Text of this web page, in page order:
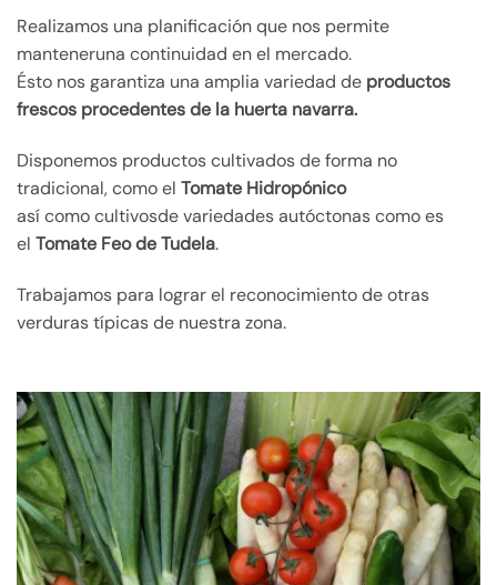
Realizamos una planificación que nos permite
manteneruna continuidad en el mercado.
Ésto nos garantiza una amplia variedad de productos
frescos procedentes de la huerta navarra.
Disponemos productos cultivados de forma no
tradicional, como el Tomate Hidropónico
así como cultivosde variedades autóctonas como es
el Tomate Feo de Tudela.
Trabajamos para lograr el reconocimiento de otras
verduras típicas de nuestra zona.